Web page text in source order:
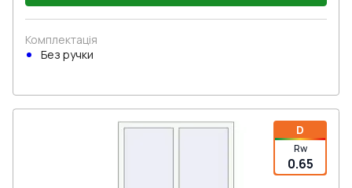
Комплектація
Без ручки
D
Rw
0.65